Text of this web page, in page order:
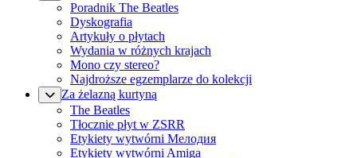
Poradnik The Beatles
Dyskografia
Artykuły o płytach
Wydania w różnych krajach
Mono czy stereo?
Najdroższe egzemplarze do kolekcji
Za żelazną kurtyną
The Beatles
Tłocznie płyt w ZSRR
Etykiety wytwórni Мелодия
Etykiety wytwórni Amiga